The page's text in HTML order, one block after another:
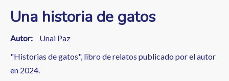
Una historia de gatos
Autor
Unai Paz
"Historias de gatos", libro de relatos publicado por el autor
en 2024.